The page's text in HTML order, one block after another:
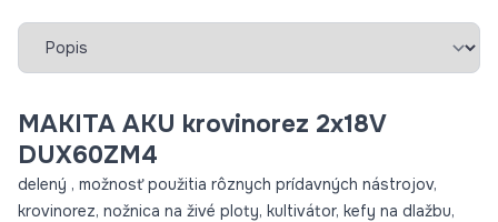
Vybrať záložku
MAKITA AKU krovinorez 2x18V
DUX60ZM4
delený , možnosť použitia rôznych prídavných nástrojov,
krovinorez, nožnica na živé ploty, kultivátor, kefy na dlažbu,